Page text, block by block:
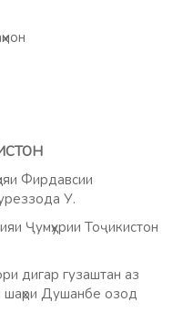
Фирдавсии
У.
Ҷумҳурии Тоҷикистон
дигар гузаштан аз
шаҳри Душанбе озод